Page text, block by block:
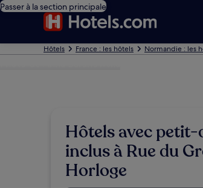
Passer à la section principale
Hôtels France : les hôtels Normandie : les
Hôtels avec
inclus à Rue du
Horloge